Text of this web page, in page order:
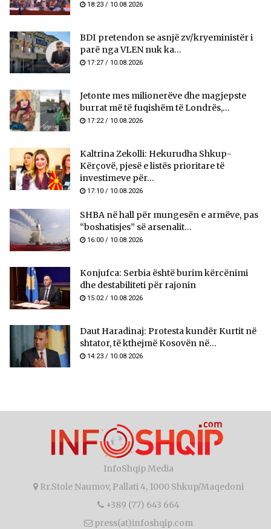
18:23 / 10.08.2026
BDI pretendon se asnjë zv/kryeministër i
parë nga VLEN nuk ka...
17:27 / 10.08.2026
Jetonte mes milionerëve dhe magjepste
burrat më të fuqishëm të Londrës,...
17:22 / 10.08.2026
Kaltrina Zekolli: Hekurudha Shkup-
Kërçovë, pjesë e listës prioritare të
investimeve për...
17:10 / 10.08.2026
SHBA në hall për mungesën e armëve, pas
“boshatisjes” së arsenalit...
16:00 / 10.08.2026
Konjufca: Serbia është burim kërcënimi
dhe destabiliteti për rajonin
15:02 / 10.08.2026
Daut Haradinaj: Protesta kundër Kurtit në
shtator, të kthejmë Kosovën në...
14:23 / 10.08.2026
InfoShqip Media
Rr.Stole Naumov, Pallati 4, 1000 Shkup/Maqedoni
+389 (77) 643 664
press(at)infoshqip.com